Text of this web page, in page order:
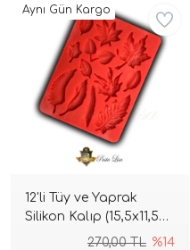
12'li Tüy ve Yaprak
Silikon Kalıp (15,5x11,5
270,00 TL %14
Aynı Gün Kargo